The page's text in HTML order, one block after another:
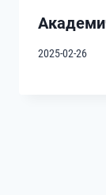
2025-02-26